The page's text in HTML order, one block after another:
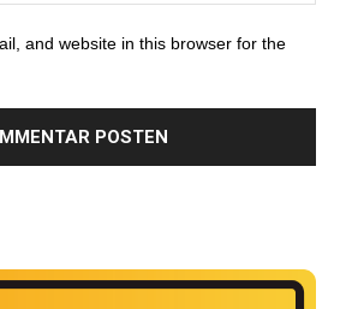
and website in this browser for the